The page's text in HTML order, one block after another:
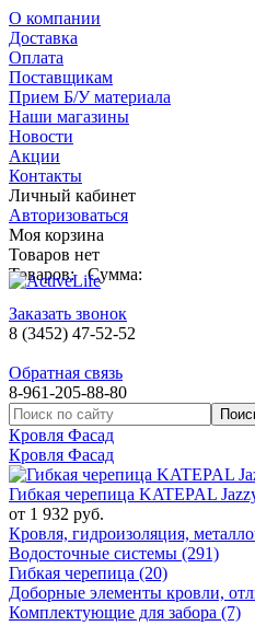
О компании
Доставка
Оплата
Поставщикам
Прием Б/У материала
Наши магазины
Новости
Акции
Контакты
Личный кабинет
Авторизоваться
Моя корзина
Товаров нет
Товаров: Сумма:
Заказать звонок
8 (3452) 47-52-52
Обратная связь
8-961-205-88-80
Кровля Фасад
Кровля Фасад
Гибкая черепица KATEPAL
от 1 932 руб.
Кровля, гидроизоляция,
Водосточные системы (291)
Гибкая черепица (20)
Доборные элементы кровли,
Комплектующие для забора (7)